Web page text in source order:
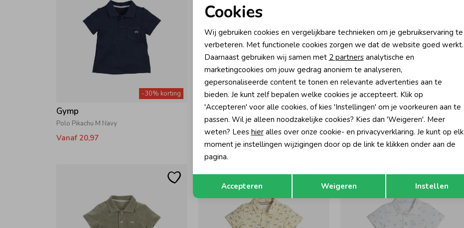
-30% korting
Gymp
Polo Pikachu M Navy
Vanaf 20,97
-30% korting
Gymp
Polo Breton M-W Navy - White
25,87 36,95
Gymp
Polo Aerobic W-LB White - Light Blue
25,87 36,95
Noodzakelijke cookies
Analytische cookies Marketing cookies
Opslaan
Cookies
Wij gebruiken cookies en vergelijkbare technieken om je gebruikservaring te
verbeteren. Met functionele cookies zorgen we dat de website goed werkt.
Daarnaast gebruiken wij samen met 2 partnersanalytische en
marketingcookies om jouw gedrag anoniem te analyseren,
gepersonaliseerde content te tonen en relevante advertenties aan te
bieden. Je kunt zelf bepalen welke cookies je accepteert. Klik op
'Accepteren' voor alle cookies, of kies 'Instellingen' om je voorkeuren aan te
passen. Wil je alleen noodzakelijke cookies? Kies dan 'Weigeren'. Meer
weten? Lees hieralles over onze cookie- en privacyverklaring. Je kunt op elk
moment je instellingen wijzigingen door op de link te klikken onder aan de
pagina.
Accepteren Weigeren Instellen